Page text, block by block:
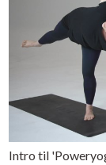
Intro til